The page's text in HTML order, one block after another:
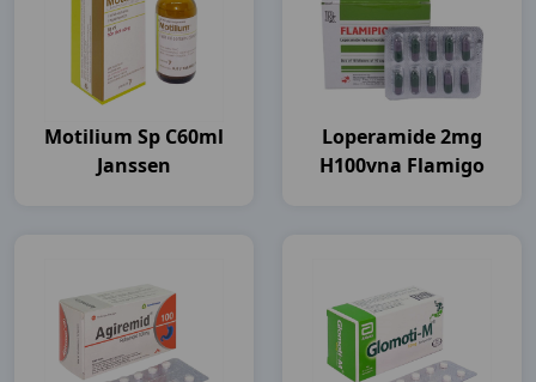
Motilium Sp C60ml
Janssen
Loperamide 2mg
H100vna Flamigo